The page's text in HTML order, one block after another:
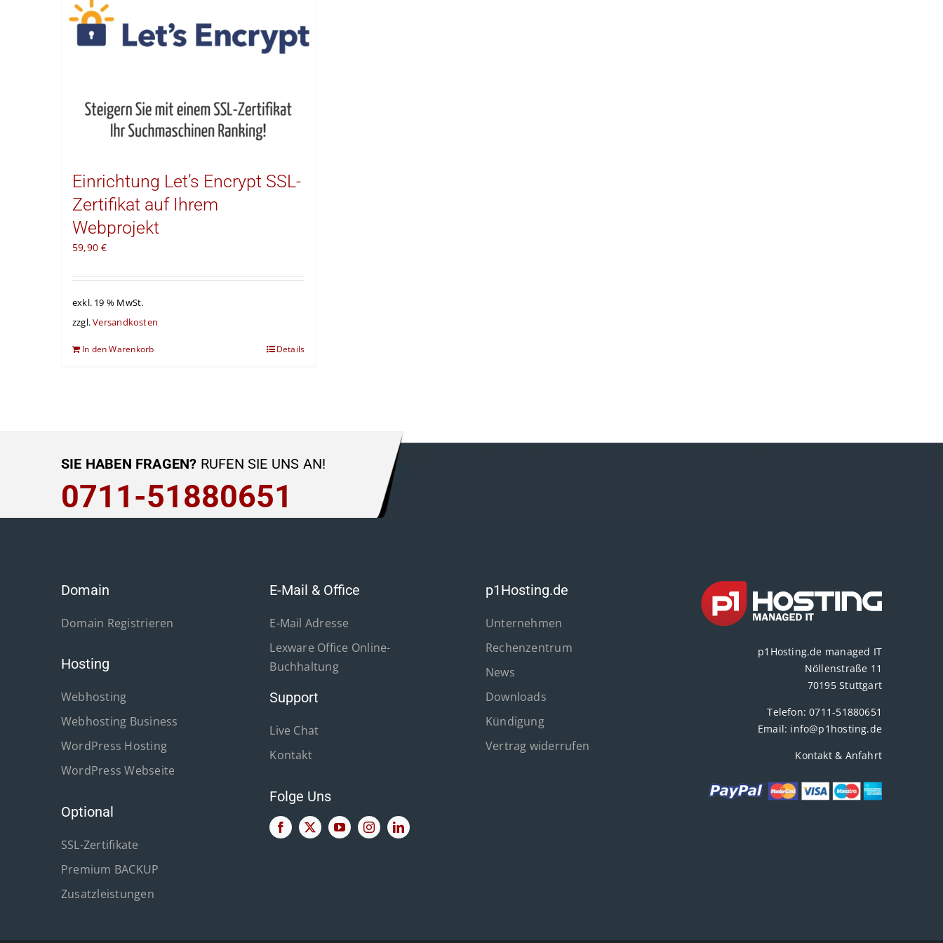
Einrichtung Let’s Encrypt SSL-
Zertifikat auf Ihrem
Webprojekt
59,90€
exkl. 19 % MwSt.
zzgl.Versandkosten
In den Warenkorb Details
SIE HABEN FRAGEN? RUFEN SIE UNS AN!
0711-51880651
Domain
Domain Registrieren
Hosting
Webhosting
Webhosting Business
WordPress Hosting
WordPress Webseite
Optional
SSL-Zertifikate
Premium BACKUP
Zusatzleistungen
E-Mail & Office
E-Mail Adresse
Lexware Office Online-
Buchhaltung
Support
Live Chat
Kontakt
Folge Uns
p1Hosting.de
Unternehmen
Rechenzentrum
News
Downloads
Kündigung
Vertrag widerrufen
p1Hosting.de managed IT
Nöllenstraße 11
70195 Stuttgart
Telefon:0711-51880651
Email: info@p1hosting.de
Kontakt & Anfahrt